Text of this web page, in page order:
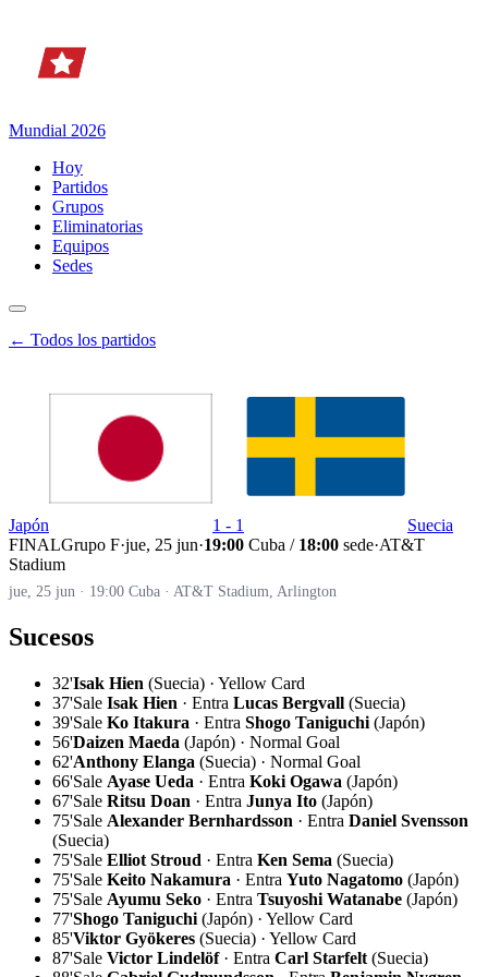
Mundial 2026
Hoy
Partidos
Grupos
Eliminatorias
Equipos
Sedes
← Todos los partidos
Japón 1 - 1
Suecia
FINALGrupo F·jue, 25 jun·19:00 Cuba / 18:00 sede·AT&T
Stadium
jue, 25 jun · 19:00 Cuba · AT&T Stadium, Arlington
Sucesos
32'Isak Hien (Suecia) · Yellow Card
37'Sale Isak Hien · Entra Lucas Bergvall (Suecia)
39'Sale Ko Itakura · Entra Shogo Taniguchi (Japón)
56'Daizen Maeda (Japón) · Normal Goal
62'Anthony Elanga (Suecia) · Normal Goal
66'Sale Ayase Ueda · Entra Koki Ogawa (Japón)
67'Sale Ritsu Doan · Entra Junya Ito (Japón)
75'Sale Alexander Bernhardsson · Entra Daniel Svensson
(Suecia)
75'Sale Elliot Stroud · Entra Ken Sema (Suecia)
75'Sale Keito Nakamura · Entra Yuto Nagatomo (Japón)
75'Sale Ayumu Seko · Entra Tsuyoshi Watanabe (Japón)
77'Shogo Taniguchi (Japón) · Yellow Card
85'Viktor Gyökeres (Suecia) · Yellow Card
87'Sale Victor Lindelöf· Entra Carl Starfelt (Suecia)